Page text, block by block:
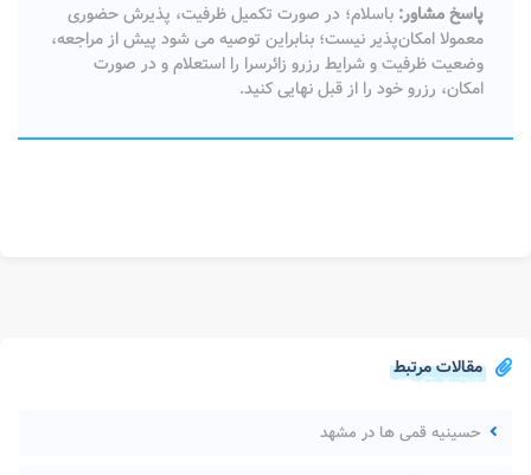
مقالات مرتبط
حسینیه قمی ها در مشهد
پاسخ مشاور: باسلام؛ در صورت تکمیل ظرفیت، پذیرش حضوری
معمولا امکان‌پذیر نیست؛ بنابراین توصیه می‌ شود پیش از مراجعه،
وضعیت ظرفیت و شرایط رزرو زائرسرا را استعلام و در صورت
امکان، رزرو خود را از قبل نهایی کنید.